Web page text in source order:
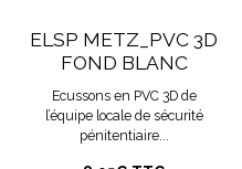
ELSP METZ_PVC 3D
FOND BLANC
Ecussons en PVC 3D de
l’équipe locale de sécurité
pénitentiaire...